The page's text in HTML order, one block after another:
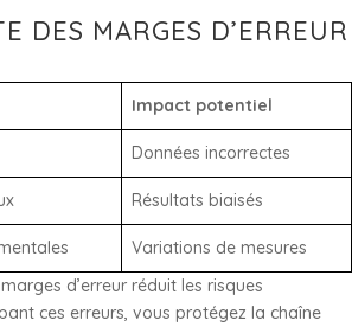
DES MARGES D’ERREUR
Impact potentiel
Données incorrectes
Résultats biaisés
Variations de mesures
d’erreur réduit les risques
ces erreurs, vous protégez la chaîne